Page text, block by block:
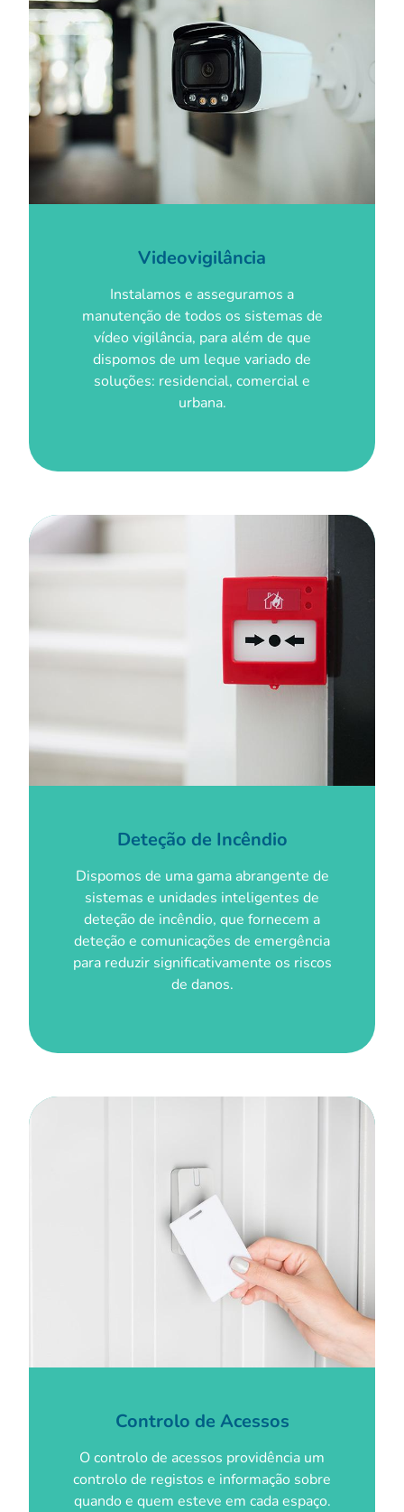
Videovigilância
Instalamos e asseguramos a
manutenção de todos os sistemas de
vídeo vigilância, para além de que
dispomos de um leque variado de
soluções: residencial, comercial e
urbana.
Deteção de Incêndio
Dispomos de uma gama abrangente de
sistemas e unidades inteligentes de
deteção de incêndio, que fornecem a
deteção e comunicações de emergência
para reduzir significativamente os riscos
de danos.
Controlo de Acessos
O controlo de acessos providência um
controlo de registos e informação sobre
quando e quem esteve em cada espaço.